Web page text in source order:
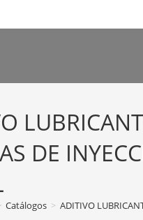
DE
Catálogos > ADITIVO